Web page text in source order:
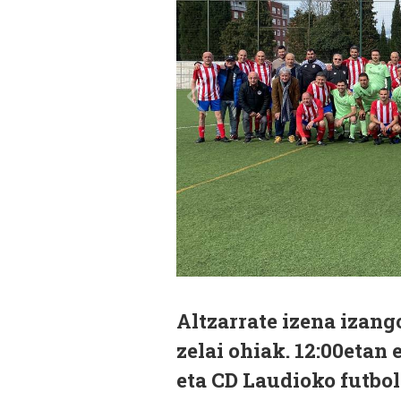
Altzarrate izena
zelai ohiak.
eta CD Laudioko